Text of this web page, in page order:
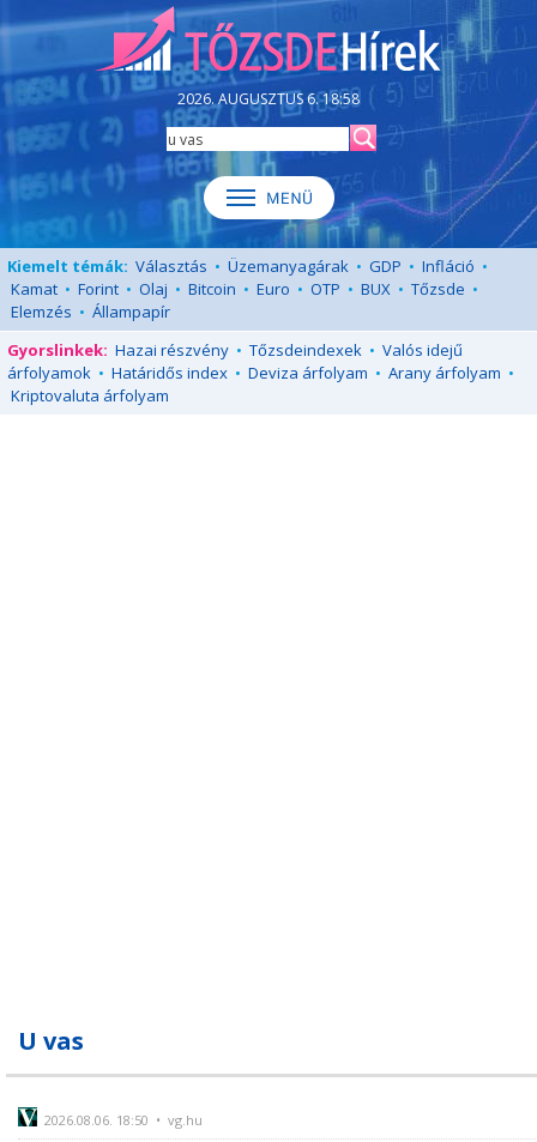
2026. AUGUSZTUS 6. 18:58
Kiemelt témák: Választás • Üzemanyagárak • GDP • Infláció •
Kamat • Forint • Olaj • Bitcoin • Euro • OTP • BUX • Tőzsde •
Elemzés • Állampapír
Gyorslinkek: Hazai részvény • Tőzsdeindexek • Valós idejű
árfolyamok • Határidős index • Deviza árfolyam • Arany árfolyam •
Kriptovaluta árfolyam
U vas
2026.08.06. 18:50 • vg.hu